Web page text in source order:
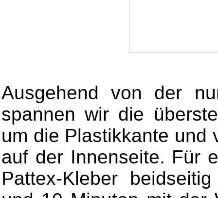
Ausgehend von der
spannen wir die
um die Plastikkante und
auf der Innenseite. Für
Pattex-Kleber